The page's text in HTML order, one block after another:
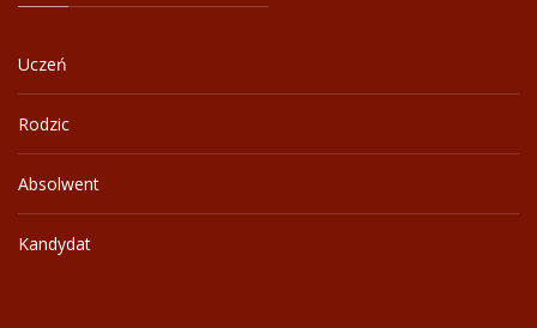
Uczeń
Rodzic
Absolwent
Kandydat